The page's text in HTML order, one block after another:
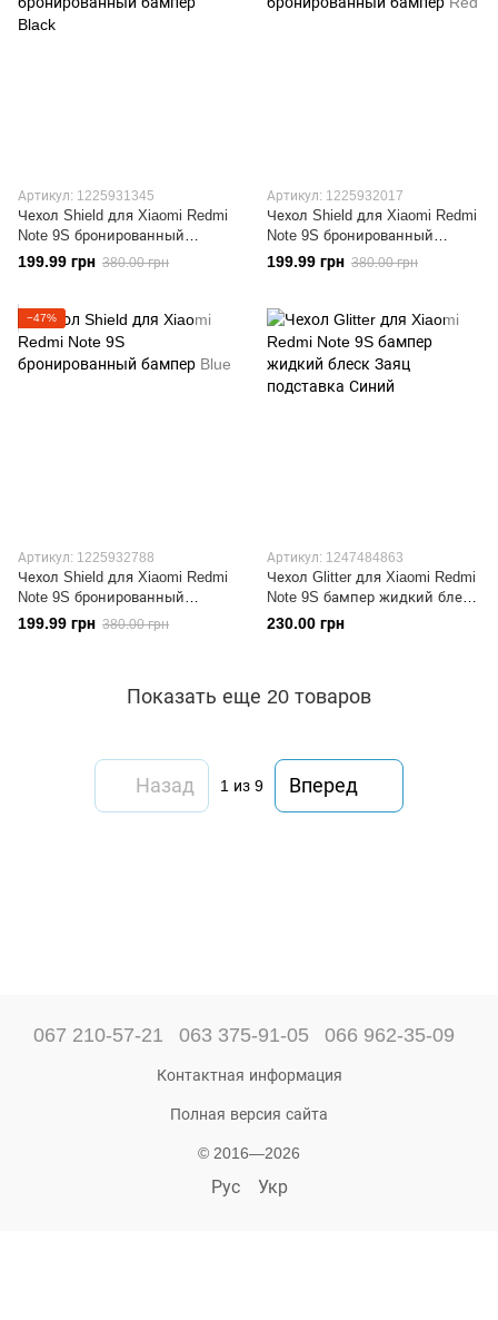
Артикул: 1225931345
Чехол Shield для Xiaomi Redmi
Note 9S бронированный
бампер Black
199.99 грн 380.00 грн
Артикул: 1225932017
Чехол Shield для Xiaomi Redmi
Note 9S бронированный
бампер Red
199.99 грн 380.00 грн
−47%
Артикул: 1225932788
Чехол Shield для Xiaomi Redmi
Note 9S бронированный
бампер Blue
199.99 грн 380.00 грн
Артикул: 1247484863
Чехол Glitter для Xiaomi Redmi
Note 9S бампер жидкий блеск
Заяц подставка Синий
230.00 грн
Показать еще 20 товаров
Назад 1 из 9 Вперед
067 210-57-21 063 375-91-05 066 962-35-09
Контактная информация
Полная версия сайта
© 2016—2026
Рус Укр